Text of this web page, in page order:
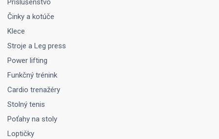
Príslušenstvo
Činky a kotúče
Klece
Stroje a Leg press
Power lifting
Funkčný trénink
Cardio trenažéry
Stolný tenis
Poťahy na stoly
Loptičky